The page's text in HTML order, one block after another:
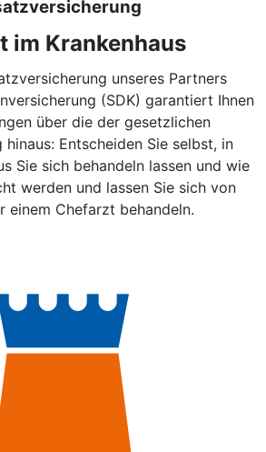
im Krankenhaus
unseres Partners
(SDK) garantiert Ihnen
über die der gesetzlichen
hinaus: Entscheiden Sie selbst, in
Sie sich behandeln lassen und wie
werden und lassen Sie sich von
einem Chefarzt behandeln.